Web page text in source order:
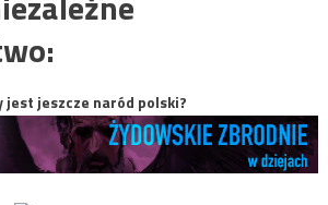
jest jeszcze naród polski?